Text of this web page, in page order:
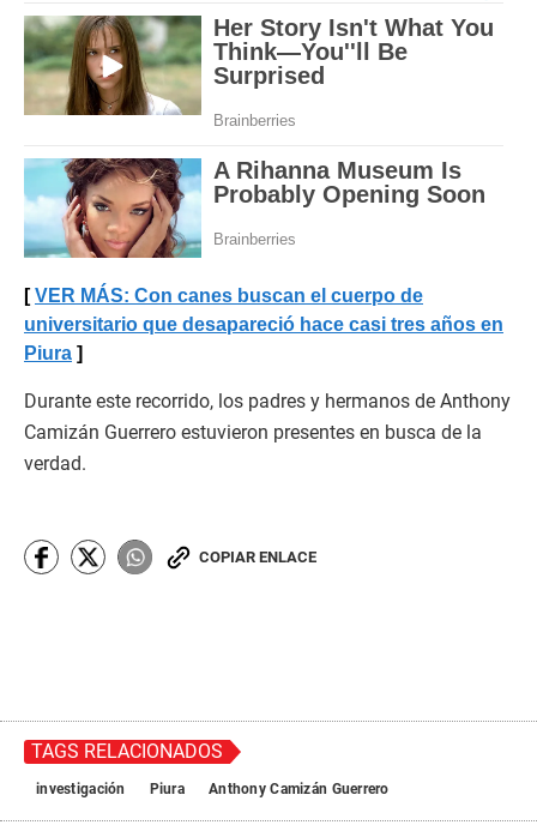
VER MÁS: Con canes buscan el cuerpo de
universitario que desapareció hace casi tres años en
Piura
Durante este recorrido, los padres y hermanos de Anthony
Camizán Guerrero estuvieron presentes en busca de la
verdad.
COPIAR ENLACE
TAGS RELACIONADOS
investigación Piura Anthony Camizán Guerrero